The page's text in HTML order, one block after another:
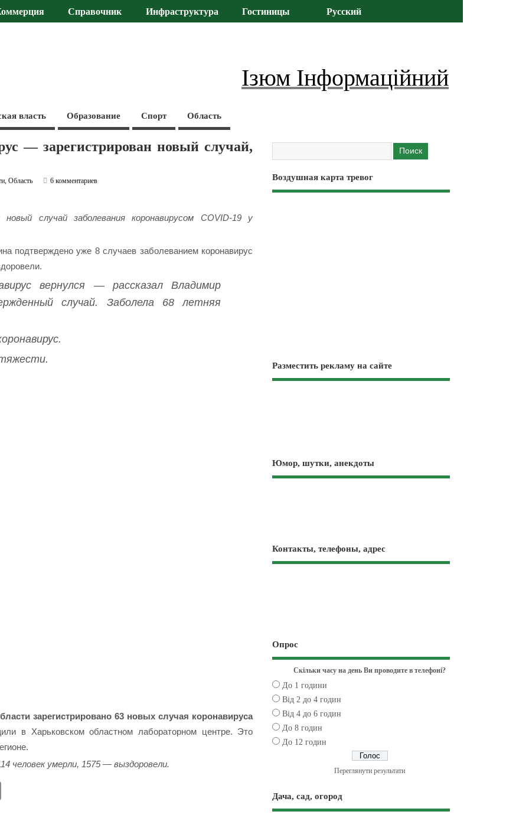
Справочник Инфраструктура Гостиницы Русский
Ізюм Інформаційний
власть Образование Спорт Область
— зарегистрирован новый случай,
,Область
6 комментариев
случай заболевания коронавирусом COVID-19 у
подтверждено уже 8 случаев заболеванием коронавирус
вернулся — рассказал Владимир
случай. Заболела 68 летняя
зарегистрировано 63 новых случая коронавируса
в Харьковском областном лабораторном центре. Это
человек умерли, 1575 — выздоровели.
Воздушная карта тревог
Разместить рекламу на сайте
Юмор, шутки, анекдоты
Контакты, телефоны, адрес
Опрос
Скільки часу на день Ви проводите в телефоні?
До 1 години
Від 2 до 4 годин
Від 4 до 6 годин
До 8 годин
До 12 годин
Переглянути результати
Дача, сад, огород